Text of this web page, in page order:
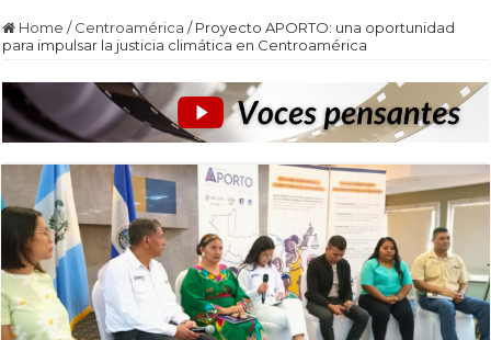
Home / Centroamérica / Proyecto APORTO: una oportunidad
para impulsar la justicia climática en Centroamérica